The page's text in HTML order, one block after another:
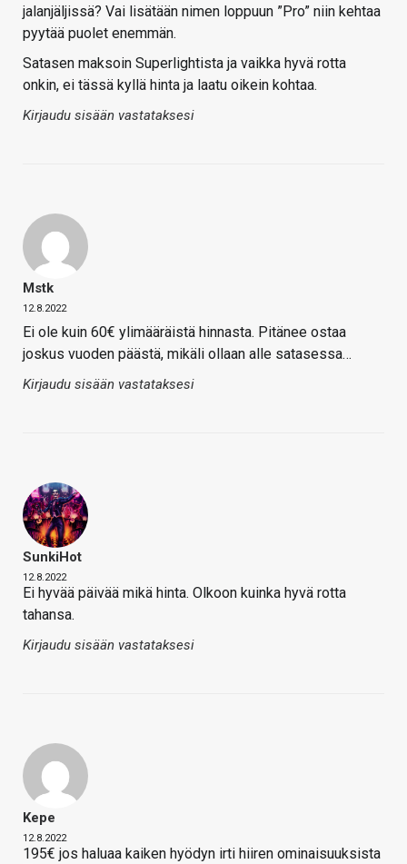
jalanjäljissä? Vai lisätään nimen loppuun ”Pro” niin kehtaa
pyytää puolet enemmän.
Satasen maksoin Superlightista ja vaikka hyvä rotta
onkin, ei tässä kyllä hinta ja laatu oikein kohtaa.
Kirjaudu sisään vastataksesi
Mstk
12.8.2022
Ei ole kuin 60€ ylimääräistä hinnasta. Pitänee ostaa
joskus vuoden päästä, mikäli ollaan alle satasessa…
Kirjaudu sisään vastataksesi
SunkiHot
12.8.2022
Ei hyvää päivää mikä hinta. Olkoon kuinka hyvä rotta
tahansa.
Kirjaudu sisään vastataksesi
Kepe
12.8.2022
195€ jos haluaa kaiken hyödyn irti hiiren ominaisuuksista